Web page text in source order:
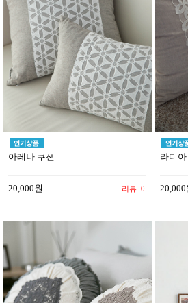
아레나 쿠션
20,000원 리뷰 0
라디아
20,000